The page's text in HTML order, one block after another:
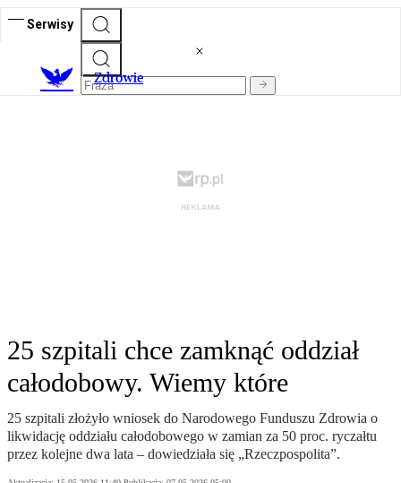
Serwisy
Zdrowie
25 szpitali chce zamknąć oddział
całodobowy. Wiemy które
25 szpitali złożyło wniosek do Narodowego Funduszu Zdrowia o
likwidację oddziału całodobowego w zamian za 50 proc. ryczałtu
przez kolejne dwa lata – dowiedziała się „Rzeczpospolita”.